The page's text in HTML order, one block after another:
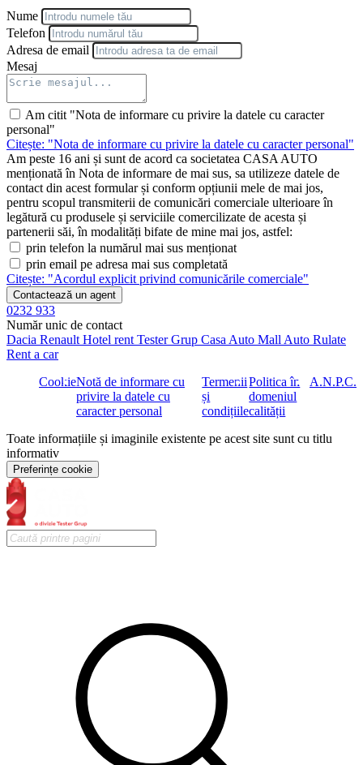
Nume
Telefon
Adresa de email
Mesaj
Am citit "Nota de informare cu privire la datele cu caracter
personal"
Citește: "Nota de informare cu privire la datele cu caracter personal"
Am peste 16 ani și sunt de acord ca societatea CASA AUTO
menționată în Nota de informare de mai sus, sa utilizeze datele de
contact din acest formular și conform opțiunii mele de mai jos,
pentru scopul transmiterii de comunicări comerciale ulterioare în
legătură cu produsele și serviciile comercilizate de acesta și
partenerii săi, în modalități bifate de mine mai jos, astfel:
prin telefon la numărul mai sus menționat
prin email pe adresa mai sus completată
Citește: "Acordul explicit privind comunicările comerciale"
Contactează un agent
0232 933
Număr unic de contact
Dacia Renault Hotel rent Tester Grup Casa Auto Mall Auto Rulate
Rent a car
CookieNotă de informare cu
privire la datele cu
caracter personal
Termenii
și
condițiile
Politica în
domeniul
calității
A.N.P.C.
Toate informațiile și imaginile existente pe acest site sunt cu titlu
informativ
Preferințe cookie